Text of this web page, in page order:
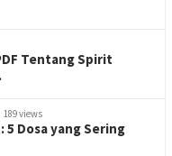
Tentang Spirit
189 views
Dosa yang Sering